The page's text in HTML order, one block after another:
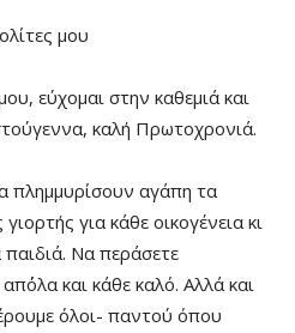
μου
εύχομαι στην καθεμιά και
καλή Πρωτοχρονιά.
πλημμυρίσουν αγάπη τα
για κάθε οικογένεια κι
Να περάσετε
και κάθε καλό. Αλλά και
όλοι- παντού όπου